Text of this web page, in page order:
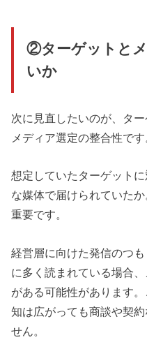
②ターゲットと
いか
次に見直したいのが、タ
メディア選定の整合性です
想定していたターゲット
な媒体で届けられていた
重要です。
経営層に向けた発信のつ
に多く読まれている場合
がある可能性があります
知は広がっても商談や契
せん。